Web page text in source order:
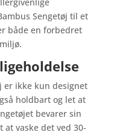
Sengetøj til et
både en forbedret
er ikke kun designet
holdbart og let at
bevarer sin
at vaske det ved 30-